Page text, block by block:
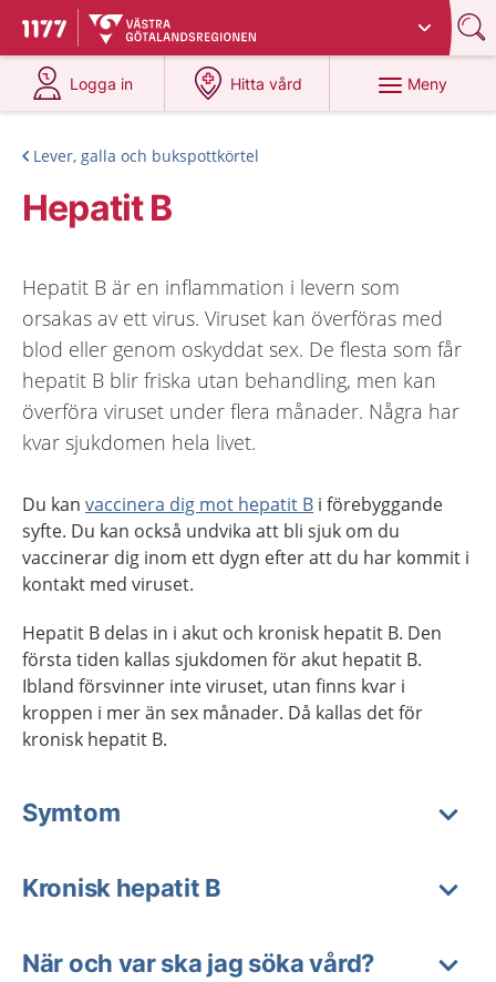
Till startsidan för 1177
Du har valt region
Logga in
på 1177.se
Hitta vård
på 1177.se
Meny
Lever, galla och bukspottkörtel
Hepatit B
Hepatit B är en inflammation i levern som
orsakas av ett virus. Viruset kan överföras med
blod eller genom oskyddat sex. De flesta som får
hepatit B blir friska utan behandling, men kan
överföra viruset under flera månader. Några har
kvar sjukdomen hela livet.
Du kan vaccinera dig mot hepatit B i förebyggande
syfte. Du kan också undvika att bli sjuk om du
vaccinerar dig inom ett dygn efter att du har kommit i
kontakt med viruset.
Hepatit B delas in i akut och kronisk hepatit B. Den
första tiden kallas sjukdomen för akut hepatit B.
Ibland försvinner inte viruset, utan finns kvar i
kroppen i mer än sex månader. Då kallas det för
kronisk hepatit B.
Symtom
Kronisk hepatit B
När och var ska jag söka vård?